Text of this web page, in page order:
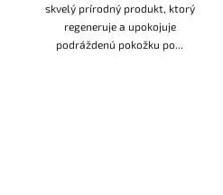
skvelý prírodný produkt, ktorý
regeneruje a upokojuje
podráždenú pokožku po...